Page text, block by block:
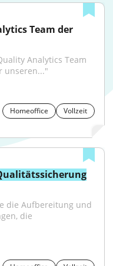
Analytics Team
unseren..."
Homeoffice
Vollzeit
die